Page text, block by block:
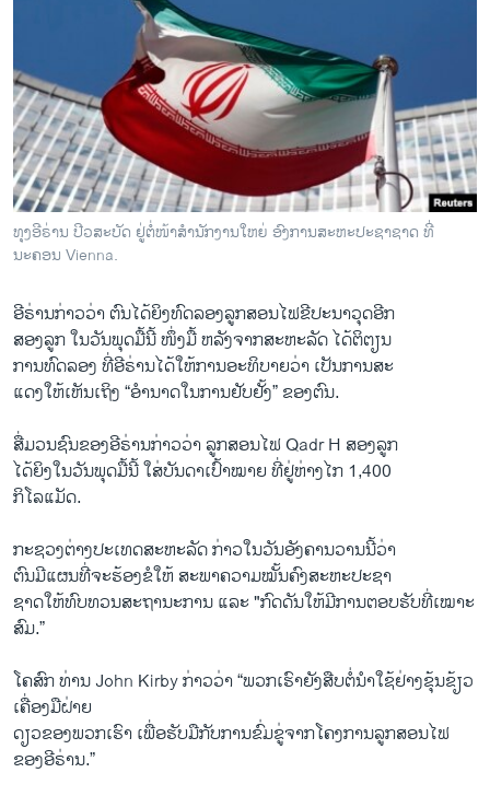
ອິດສະຫຼະພາບດ້ານການຂ່າວ
ຊຸມຊົນຊາວລາວ
ວິທະຍາສາດ-ເທັກໂນໂລຈີ
ທຸລະກິດ
ພາສາອັງກິດ
ວີດີໂອ
ລາຍການກະຈາຍສຽງ
ລາຍງານ
ຕິດຕາມພວກເຮົາ ທີ່
ພາສາຕ່າງໆ
ທຸງອີຣ່ານ ປີວສະບັດ ຢູ່ຕໍ່ໜ້າສຳນັກງານໃຫຍ່ ອົງການສະຫະປະຊາຊາດ ທີ່
ນະຄອນ Vienna.
ອີຣ່ານກ່າວ​ວ່າ ​ຕົນ​ໄດ້​ຍິງທົດ​ລອງ​ລູກ​ສອນ​ໄຟ​ຂີ​ປະ​ນາ​ວຸດອີກ
​ສອງ​ລູກ ໃນ​ວັນ​ພຸດ​ມື້​ນີ້ ໜຶ່ງ​ມື້ ​ຫລັງ​ຈາກ​ສະຫະລັດ ​ໄດ້​ຕິຕຽນ​
ການ​ທົດ​ລອງ ທີ່​ອີຣ່ານ​ໄດ້​ໃຫ້ການອະທິບາຍ​ວ່າ ​ເປັນ​ການ​ສະ​
ແດງ​ໃຫ້​ເຫັນເຖິງ “​ອຳນາດ​ໃນ​ການ​ຢັບຢັ້ງ” ຂອງ​ຕົນ.
ສື່ມວນ​ຊົນ​ຂອງ​ອີຣ່ານກ່າວ​ວ່າ ລູກ​ສອນ​ໄຟ​ Qadr H ສອງ​ລູກ
​ໄດ້​ຍິງ​ໃນ​ວັນ​ພຸດ​ມື້ນີ້ ໃສ່ບັນດາ​ເປົ້າ​ໝາຍ ທີ່ຢູ່ຫ່າງ​ໄກ​ 1,400
ກິ​ໂລ​ແມັດ.
ກະຊວງ​ຕ່າງປະ​ເທດ​ສະຫະລັດ ກ່າວ​ໃນ​ວັນ​ອັງຄານ​ວານ​ນີ້​ວ່າ
ຕົນມີ​ແຜນ​ທີ່​ຈະ​ຮ້ອງ​ຂໍ​ໃຫ້ ສະພາ​ຄວາມ​ໝັ້ນຄົງສະຫະ​ປະຊາ
​ຊາດໃຫ້​ທົບ​ທວນ​ສະຖານະ​ການ ​ແລະ "ກົດ​ດັນ​ໃຫ້​ມີ​ການ​ຕອບ​ຮັບ​ທີ່​ເໝາະ​
ສົມ.”
​ໂຄສົກ ທ່ານ John Kirby ກ່າວ​ວ່າ “ພວກ​ເຮົາຍັງ​ສືບ​ຕໍ່​ນຳ​ໃຊ້ຢ່າງ​ຂຸ້ນຂ້ຽວ​
ເຄື່ອງມືຝ່າ​ຍ
ດຽວຂອງ​ພວກ​ເຮົາ ​ເພື່ອ​ຮັບ​ມືກັບ​ການ​ຂົ່ມຂູ່​ຈາກໂຄງການ​ລູກ​ສອນ​ໄຟ
ຂອງອີຣ່ານ.”